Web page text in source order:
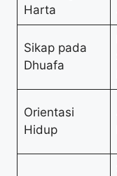
Harta
Sikap pada
Dhuafa
Orientasi
Hidup